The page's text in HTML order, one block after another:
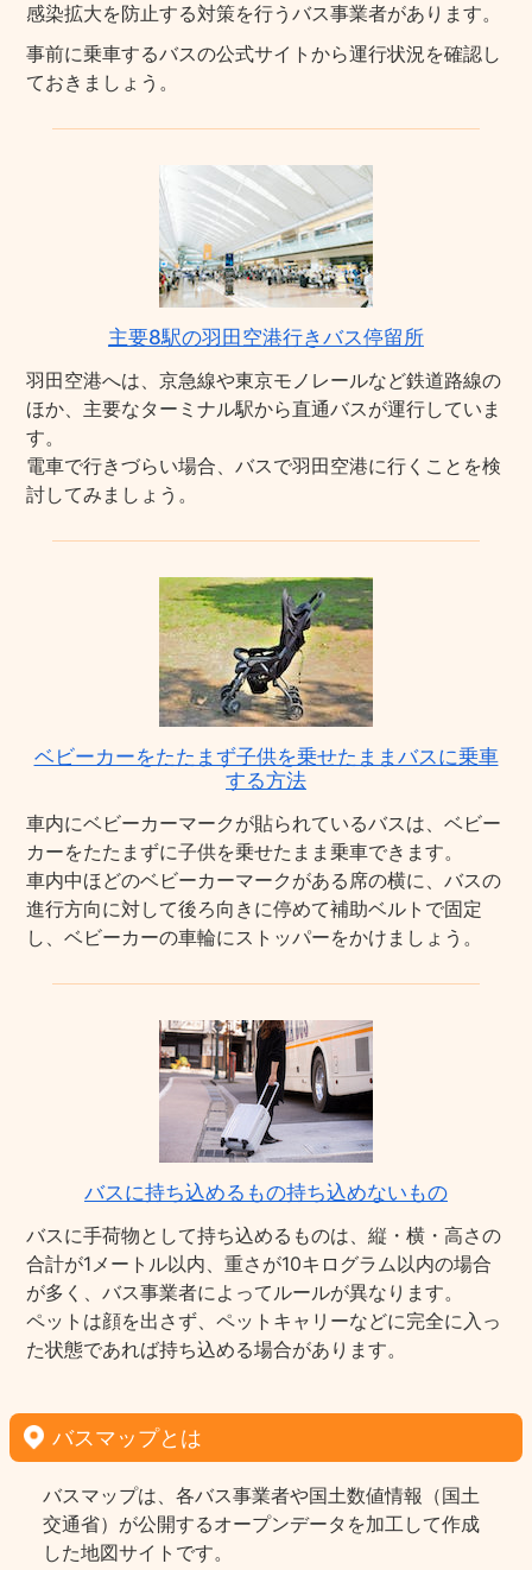
感染拡大を防止する対策を行うバス事業者があります。
事前に乗車するバスの公式サイトから運行状況を確認し
ておきましょう。
主要8駅の羽田空港行きバス停留所
羽田空港へは、京急線や東京モノレールなど鉄道路線の
ほか、主要なターミナル駅から直通バスが運行していま
す。
電車で行きづらい場合、バスで羽田空港に行くことを検
討してみましょう。
ベビーカーをたたまず子供を乗せたままバスに乗車
する方法
車内にベビーカーマークが貼られているバスは、ベビー
カーをたたまずに子供を乗せたまま乗車できます。
車内中ほどのベビーカーマークがある席の横に、バスの
進行方向に対して後ろ向きに停めて補助ベルトで固定
し、ベビーカーの車輪にストッパーをかけましょう。
バスに持ち込めるもの持ち込めないもの
バスに手荷物として持ち込めるものは、縦・横・高さの
合計が1メートル以内、重さが10キログラム以内の場合
が多く、バス事業者によってルールが異なります。
ペットは顔を出さず、ペットキャリーなどに完全に入っ
た状態であれば持ち込める場合があります。
バスマップとは
バスマップは、各バス事業者や国土数値情報（国土
交通省）が公開するオープンデータを加工して作成
した地図サイトです。